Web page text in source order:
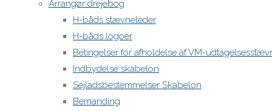
Arrangør drejebog
H-båds stævneleder
H-båds logoer
Betingelser for afholdelse af VM-
Indbydelse skabelon
Sejladsbestemmelser Skabelon
Bemanding